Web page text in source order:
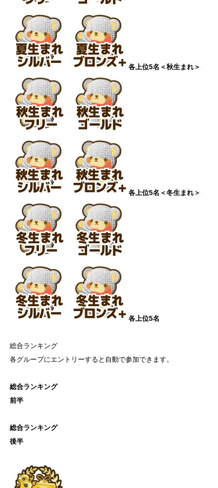
各上位5名 ＜秋生まれ＞
各上位5名 ＜冬生まれ＞
各上位5名
総合ランキング
各グループにエントリーすると自動で参加できます。
総合ランキング
前半
総合ランキング
後半